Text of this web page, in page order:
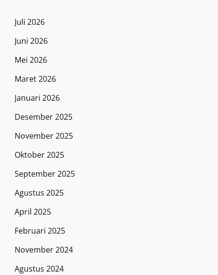
Juli 2026
Juni 2026
Mei 2026
Maret 2026
Januari 2026
Desember 2025
November 2025
Oktober 2025
September 2025
Agustus 2025
April 2025
Februari 2025
November 2024
Agustus 2024